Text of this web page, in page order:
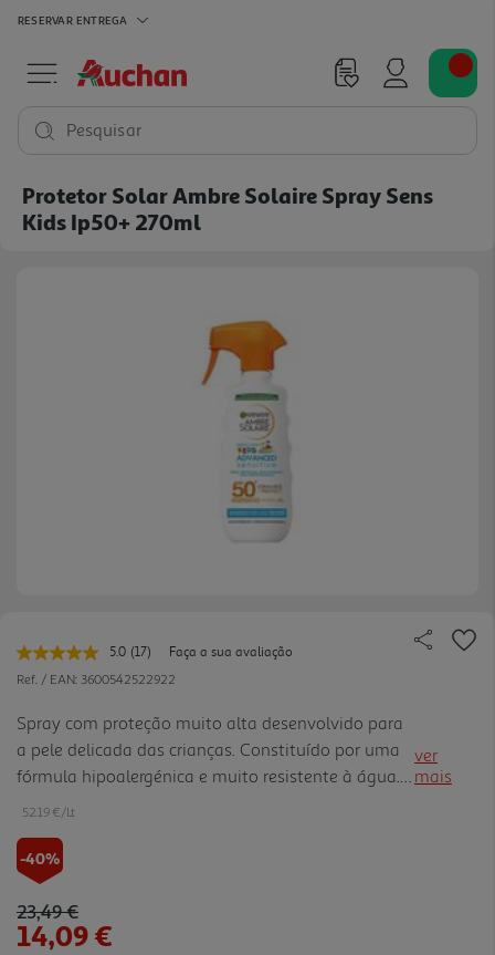
RESERVAR ENTREGA
Pesquisar
Protetor Solar Ambre Solaire Spray Sens
Kids Ip50+ 270ml
5.0 Leu
17
Link
para
a
mesma
página.
(17)
Faça a sua avaliação
Ref. / EAN: 3600542522922
Spray com proteção muito alta desenvolvido para
a pele delicada das crianças. Constituído por uma
fórmula hipoalergénica e muito resistente à água.
Formulado com ceramida para proteger
controlo pediátrico.
ver
mais
52.19 €/Lt
-40%
Price reduced from
23,49 €to
14,09 €